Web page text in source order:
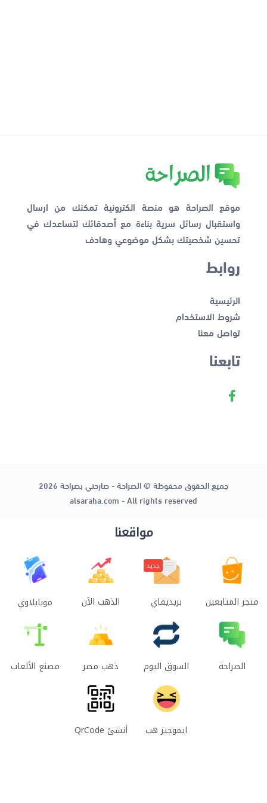
موقع الصراحة هو منصة الكترونية تمكنك من ارسال
واستقبال رسائل سرية بناءة مع أصدقائك لتساعدك في
تحسين شخصيتك بشكل موضوعي وهادف
روابط
الرئيسية
شروط الاستخدام
تواصل معنا
تابعنا
جميع الحقوق محفوظة © الصراحة - صارحني بصراحة 2026
alsaraha.com - All rights reserved